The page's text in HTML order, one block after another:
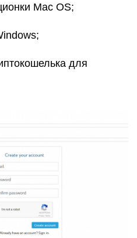
Mac OS;
для